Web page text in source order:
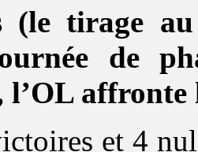
(le tirage
de
l’OL
et 4